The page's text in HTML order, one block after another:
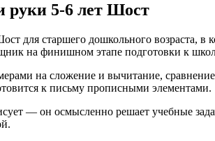
руки 5-6 лет Шост
для старшего дошкольного возраста, в
на финишном этапе подготовки к
на сложение и вычитание,
к письму прописными элементами.
— он осмысленно решает учебные